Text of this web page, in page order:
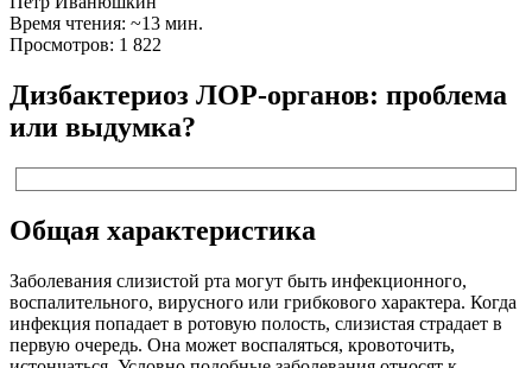
Время чтения: ~13 мин.
Просмотров: 1 822
Дизбактериоз ЛОР-органов: проблема
или выдумка?
Общая характеристика
Заболевания слизистой рта могут быть инфекционного,
воспалительного, вирусного или грибкового характера. Когда
инфекция попадает в ротовую полость, слизистая страдает в
первую очередь. Она может воспаляться, кровоточить,